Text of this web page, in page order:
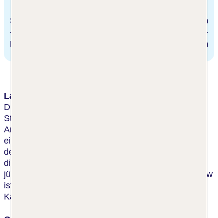
300 m
77.8 km
Lage & Umgebung
Dies Hotel befindet sich in der Nähe eindrucksvoller
Stätten historischer, kultureller und landschaftlicher
Art, alles ist bequem zu Fuß zu erkunden. Es liegt in
einer ruhigen Gegend am Rande der Altstadt und in
der Nähe solch bedeutender Attraktionen, wie etwa
die alte Königsresidenz Wawel und das ehemalige
jüdische Viertel Kazimierz. Der Flughafen von Krakow
ist rund 11 km entfernt, der internationale Flughafen
Katowice etwa 76 km.